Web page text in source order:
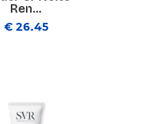
Ren...
€ 26.45